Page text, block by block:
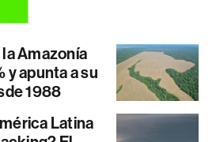
Amazonía
y apunta a su
1988
Latina